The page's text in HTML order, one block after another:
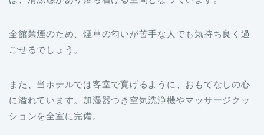
全館禁煙のため、煙草の匂いが苦手な人でも気持ち良く過
ごせるでしょう。
また、当ホテルでは客室で寛げるように、おもてなしの心
に溢れています。加湿器つき空気洗浄機やマッサージクッ
ションを全室に完備。